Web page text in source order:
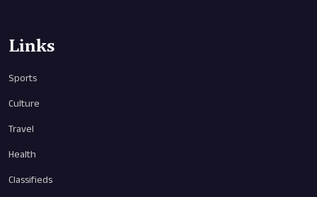
Links
Sports
Culture
Travel
Health
Classifieds